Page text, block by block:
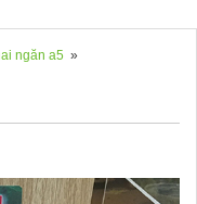
ngăn a5 »